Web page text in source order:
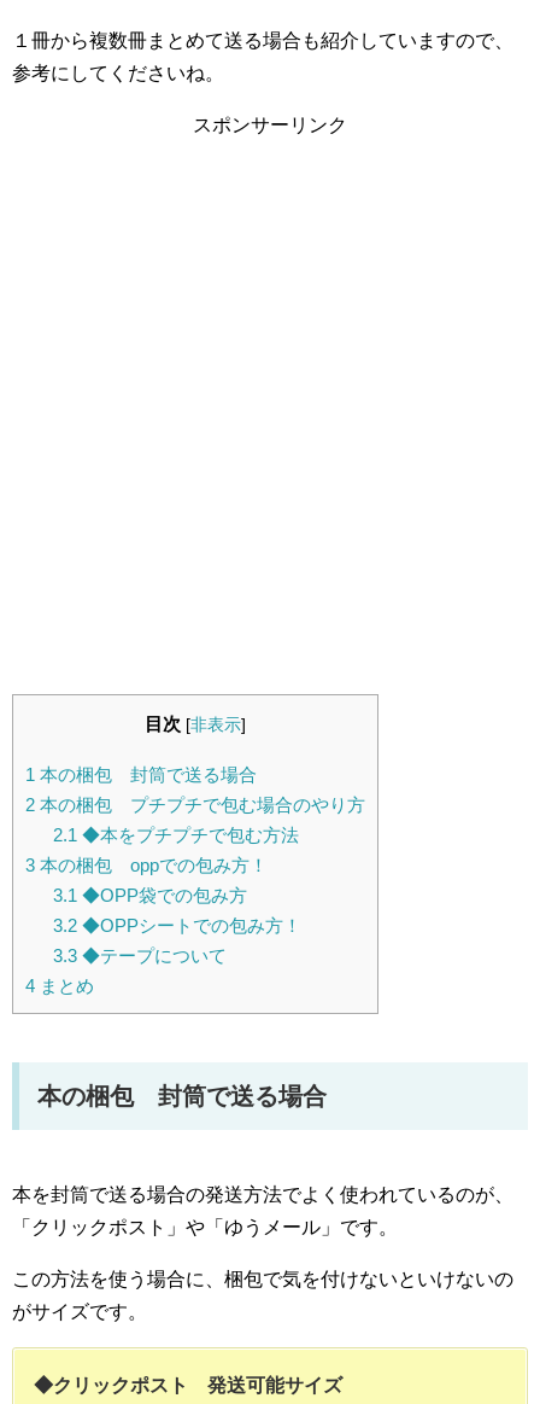
１冊から複数冊まとめて送る場合も紹介していますので、
参考にしてくださいね。
スポンサーリンク
目次 [非表示]
1 本の梱包 封筒で送る場合
2 本の梱包 プチプチで包む場合のやり方
2.1 ◆本をプチプチで包む方法
3 本の梱包 oppでの包み方！
3.1 ◆OPP袋での包み方
3.2◆OPPシートでの包み方！
3.3◆テープについて
4 まとめ
本の梱包 封筒で送る場合
本を封筒で送る場合の発送方法でよく使われているのが、
「クリックポスト」や「ゆうメール」です。
この方法を使う場合に、梱包で気を付けないといけないの
がサイズです。
◆クリックポスト 発送可能サイズ